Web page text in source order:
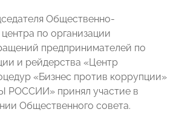
Общественно-
по организации
предпринимателей по
и рейдерства «Центр
«Бизнес против коррупции»
РОССИИ» принял участие в
Общественного совета.